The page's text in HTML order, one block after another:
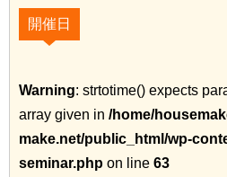
開催日
Warning: strtotime() expects
array given in /home/
make.net/public_html/wp-
seminar.php on line 63